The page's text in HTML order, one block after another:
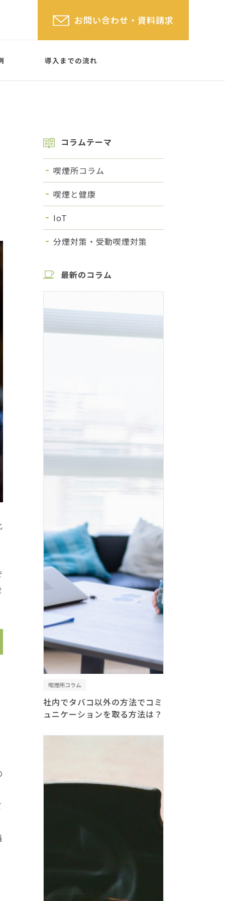
お問い合わせ ・資料請求
導入までの流れ
格子タイプ
コラムテーマ
喫煙所コラム
喫煙と健康
IoT
分煙対策・受動喫煙対策
最新のコラム
喫煙所コラム
社内でタバコ以外の方法でコミ
ュニケーションを取る方法は？